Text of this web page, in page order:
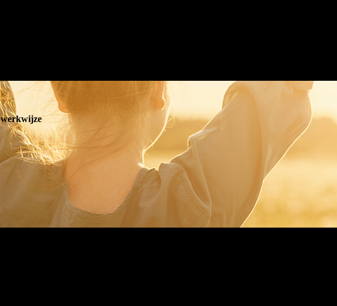
werkwijze